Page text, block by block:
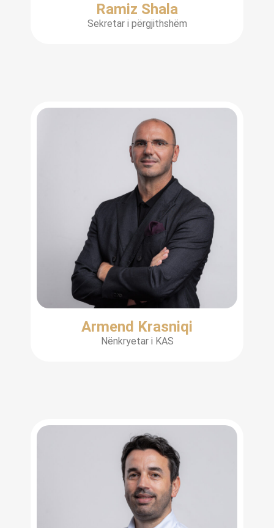
Ramiz Shala
Sekretar i përgjithshëm
Armend Krasniqi
Nënkryetar i KAS